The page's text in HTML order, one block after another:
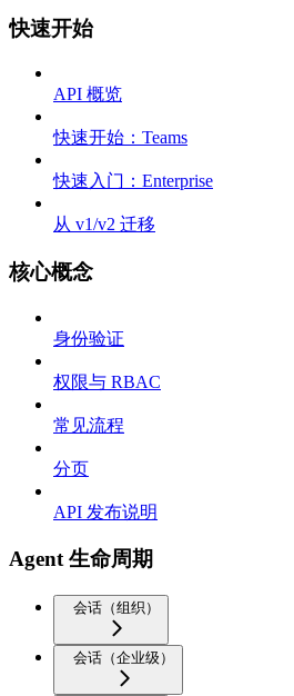
快速开始
API 概览
快速开始：Teams
快速入门：Enterprise
从 v1/v2 迁移
核心概念
身份验证
权限与 RBAC
常见流程
分页
API 发布说明
Agent 生命周期
会话（组织）
会话（企业级）